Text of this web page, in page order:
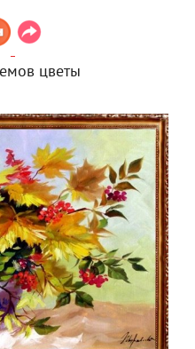
цветы